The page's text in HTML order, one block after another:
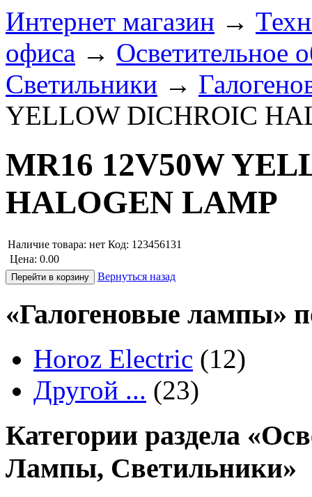
Интернет магазин →
офиса → Осветительное
Светильники →
YELLOW DICHROIC
MR16 12V50W
HALOGEN LAMP
Наличие товара: нет Код: 123456131
Цена: 0.00
Вернуться назад
«Галогеновые лампы»
Horoz Electric (12)
Другой ... (23)
Категории раздела
Лампы, Светильники»